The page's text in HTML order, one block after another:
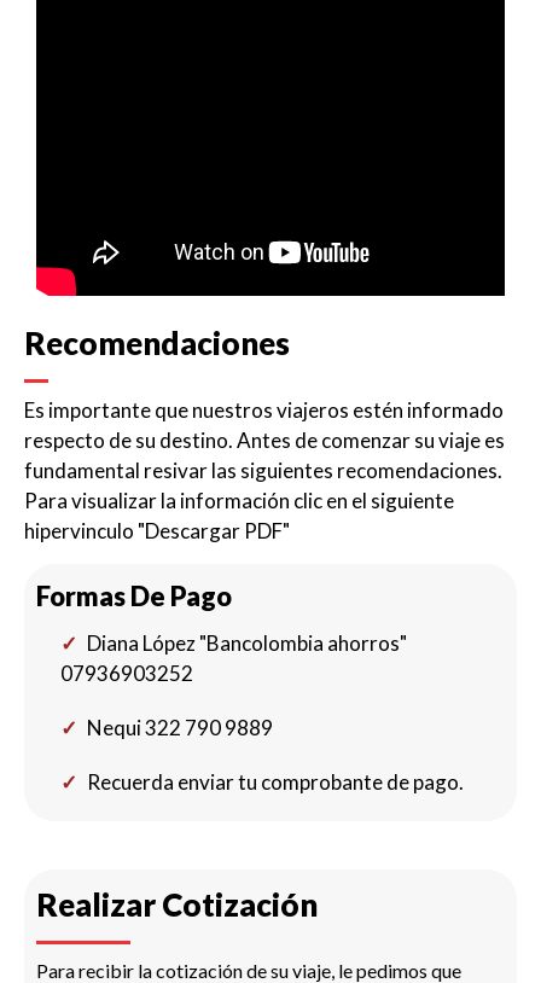
Recomendaciones
Es importante que nuestros viajeros estén informado
respecto de su destino. Antes de comenzar su viaje es
fundamental resivar las siguientes recomendaciones.
Para visualizar la información clic en el siguiente
hipervinculo "Descargar PDF"
Formas De Pago
Diana López "Bancolombia ahorros"
07936903252
Nequi 322 790 9889
Recuerda enviar tu comprobante de pago.
Realizar Cotización
Para recibir la cotización de su viaje, le pedimos que